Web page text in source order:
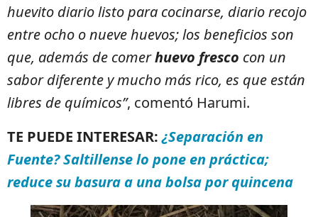
huevito diario listo para cocinarse, diario recojo
entre ocho o nueve huevos; los beneficios son
que, además de comerhuevo fresco con un
sabor diferente y mucho más rico, es que están
libres de químicos”, comentó Harumi.
TE PUEDE INTERESAR:¿Separación en
Fuente? Saltillense lo pone en práctica;
reduce su basura a una bolsa por quincena